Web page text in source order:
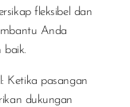
fleksibel dan
Anda
baik.
: Ketika pasangan
dukungan